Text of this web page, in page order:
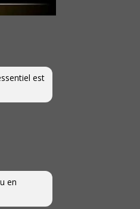
est
en